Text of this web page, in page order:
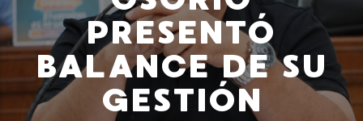
CANCIÓN ACTUAL
PRESENTÓ
BALANCE DE SU
GESTIÓN